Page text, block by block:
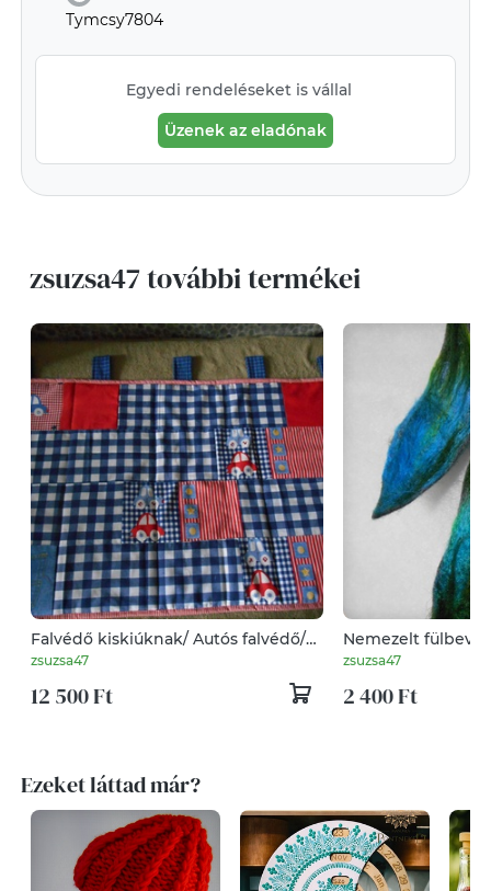
Tymcsy7804
Egyedi rendeléseket is vállal
Üzenek az eladónak
zsuzsa47 további termékei
Falvédő kiskiúknak/ Autós falvédő/
Red car/Gyerekszoba
zsuzsa47
12 500 Ft
Nemezelt
Nemez
zsuzsa47
2 400 Ft
Ezeket láttad már?